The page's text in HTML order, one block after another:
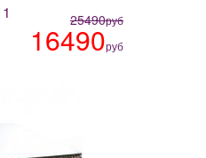
25490руб
16490руб